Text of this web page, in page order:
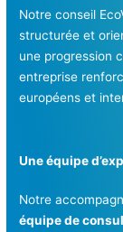
Notre conseil
structurée et
une progression
entreprise
européens et
Une équipe
Notre
équipe de